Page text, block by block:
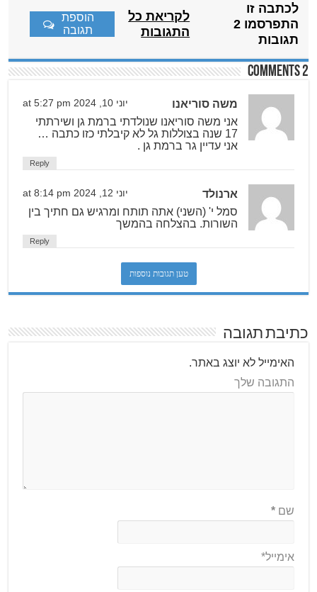
לכתבה זו
התפרסמו 2
תגובות
לקריאת כל
התגובות
הוספת
תגובה
2 comments
משה סוריאנו יוני 10, 2024 at 5:27 pm
אני משה סוריאנו שנולדתי ברמת גן ושירתתי
17 שנה בצוללות גל לא קיבלתי כזו כתבה …
אני עדיין גר ברמת גן .
Reply
ארנולד יוני 12, 2024 at 8:14 pm
סמל י' (השני) אתה תותח ומרגיש גם חתיך בין
השורות. בהצלחה בהמשך
Reply
טען תגובות נוספות
כתיבת תגובה
האימייל לא יוצג באתר.
התגובה שלך
שם*
אימייל*